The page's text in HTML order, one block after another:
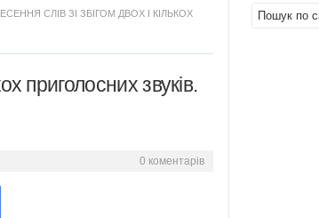
СЛІВ ЗІ ЗБІГОМ ДВОХ І КІЛЬКОХ
приголосних звуків.
0 коментарів